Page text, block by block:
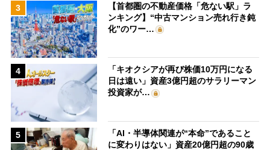
3
【首都圏の不動産価格「危ない駅」ラ
ンキング】“中古マンション売れ行き鈍
化”のワー…
4
「キオクシアが再び株価10万円になる
日は遠い」資産3億円超のサラリーマン
投資家が…
5
「AI・半導体関連が“本命”であること
に変わりはない」資産20億円超の90歳